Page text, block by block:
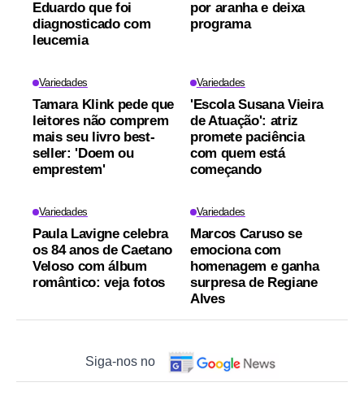
Eduardo que foi
diagnosticado com
leucemia
por aranha e deixa
programa
Variedades
Tamara Klink pede que
leitores não comprem
mais seu livro best-
seller: 'Doem ou
emprestem'
Variedades
'Escola Susana Vieira
de Atuação': atriz
promete paciência
com quem está
começando
Variedades
Paula Lavigne celebra
os 84 anos de Caetano
Veloso com álbum
romântico: veja fotos
Variedades
Marcos Caruso se
emociona com
homenagem e ganha
surpresa de Regiane
Alves
Siga-nos no